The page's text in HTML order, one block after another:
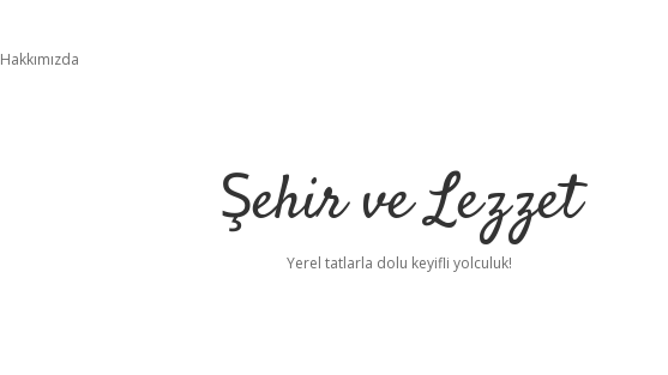
Hakkımızda
Şehir ve Lezzet
Yerel tatlarla dolu keyifli yolculuk!